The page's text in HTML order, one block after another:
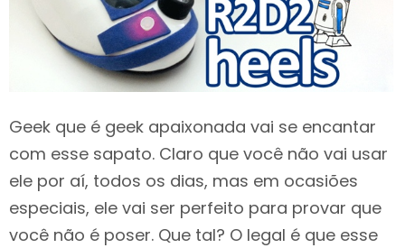
Geek que é geek apaixonada vai se encantar
com esse sapato. Claro que você não vai usar
ele por aí, todos os dias, mas em ocasiões
especiais, ele vai ser perfeito para provar que
você não é poser. Que tal? O legal é que esse